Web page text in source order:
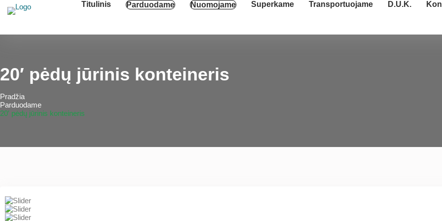
Titulinis Parduodame Nuomojame Superkame Transportuojame D.U.K.
20′ pėdų jūrinis konteineris
Pradžia
Parduodame
20′ pėdų jūrinis konteineris